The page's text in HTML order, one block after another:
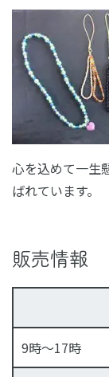
心を込めて一生
ばれています。
販売情報
9時〜17時